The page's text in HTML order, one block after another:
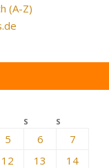
(A-Z)
S S
5 6
7
12 13
14